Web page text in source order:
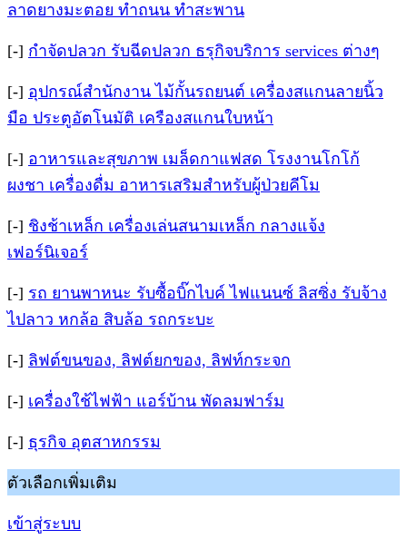
ลาดยางมะตอย ทำถนน ทำสะพาน
[-] กำจัดปลวก รับฉีดปลวก ธรุกิจบริการ services ต่างๆ
[-] อุปกรณ์สำนักงาน ไม้กั้นรถยนต์ เครื่องสแกนลายนิ้ว
มือ ประตูอัตโนมัติ เครืองสแกนใบหน้า
[-] อาหารและสุขภาพ เมล็ดกาแฟสด โรงงานโกโก้
ผงชา เครื่องดื่ม อาหารเสริมสำหรับผู้ป่วยคีโม
[-] ชิงช้าเหล็ก เครื่องเล่นสนามเหล็ก กลางแจ้ง
เฟอร์นิเจอร์
[-] รถ ยานพาหนะ รับซื้อบิ๊กไบค์ ไฟแนนซ์ ลิสซิ่ง รับจ้าง
ไปลาว หกล้อ สิบล้อ รถกระบะ
[-] ลิฟต์ขนของ, ลิฟต์ยกของ, ลิฟท์กระจก
[-] เครื่องใช้ไฟฟ้า แอร์บ้าน พัดลมฟาร์ม
[-] ธุรกิจ อุตสาหกรรม
ตัวเลือกเพิ่มเติม
เข้าสู่ระบบ